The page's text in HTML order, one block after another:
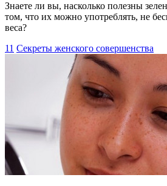
Знаете ли вы, насколько полезны
том, что их можно употреблять, не
веса?
11 Секреты женского совершенства